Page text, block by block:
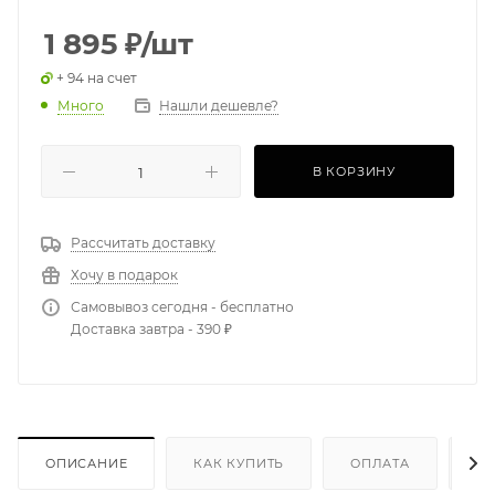
1 895 ₽/шт
+ 94 на счет
Много
Нашли дешевле?
В КОРЗИНУ
Рассчитать доставку
Хочу в подарок
Самовывоз сегодня - бесплатно
Доставка завтра - 390 ₽
ОПИСАНИЕ КАК КУПИТЬ ОПЛАТА